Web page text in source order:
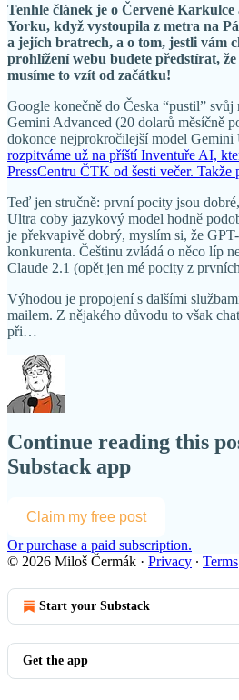
Tenhle článek je o Červené
Yorku, když vystoupila z metra na
a jejích bratrech, a o tom, jestli vám
prohlížení webu budete předstírat, že
musíme to vzít od začátku!
Google konečně do Česka “pustil”
Gemini Advanced (20 dolarů měsíčně
dokonce nejprokročilejší model Gemini
rozpitváme už na příští Inventuře AI,
PressCentru ČTK od šesti večer. Takže
Teď jen stručně: první pocity jsou
Ultra coby jazykový model hodně
je překvapivě dobrý, myslím si, že
konkurenta. Češtinu zvládá o něco líp
Claude 2.1 (opět jen mé pocity z
Výhodou je propojení s dalšími
mailem. Z nějakého důvodu to však
při…
Continue reading this
Substack app
Claim my free post
Or purchase a paid subscription.
© 2026 Miloš Čermák · Privacy ∙ Terms
Start your Substack
Get the app